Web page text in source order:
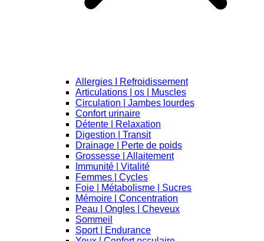
Allergies I Refroidissement
Articulations | os | Muscles
Circulation | Jambes lourdes
Confort urinaire
Détente | Relaxation
Digestion | Transit
Drainage | Perte de poids
Grossesse | Allaitement
Immunité | Vitalité
Femmes | Cycles
Foie | Métabolisme | Sucres
Mémoire | Concentration
Peau | Ongles | Cheveux
Sommeil
Sport | Endurance